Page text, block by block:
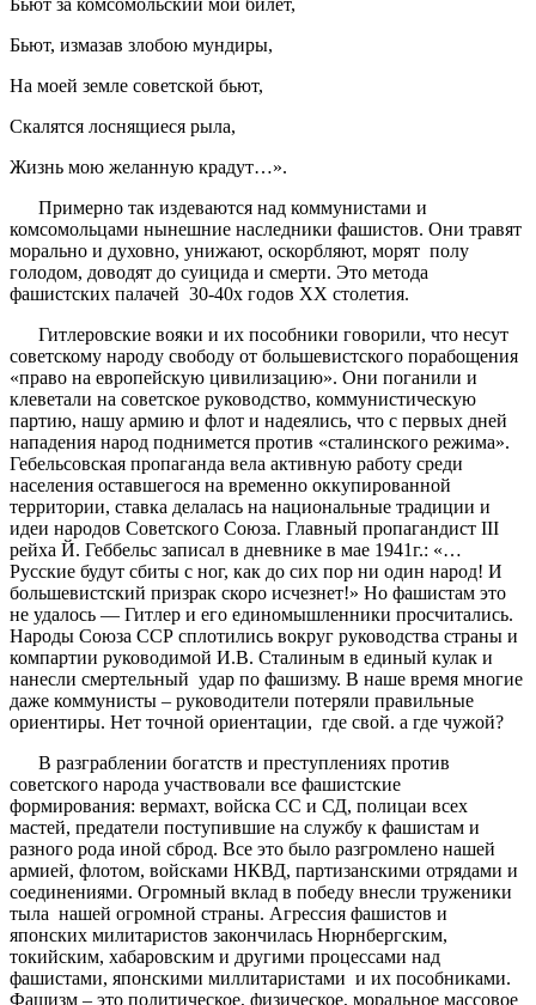
Бьют, измазав злобою мундиры,
На моей земле советской бьют,
Скалятся лоснящиеся рыла,
Жизнь мою желанную крадут…».
Примерно так издеваются над коммунистами и
комсомольцами нынешние наследники фашистов. Они травят
морально и духовно, унижают, оскорбляют, морят полу
голодом, доводят до суицида и смерти. Это метода
фашистских палачей 30-40х годов ХХ столетия.
Гитлеровские вояки и их пособники говорили, что несут
советскому народу свободу от большевистского порабощения
«право на европейскую цивилизацию». Они поганили и
клеветали на советское руководство, коммунистическую
партию, нашу армию и флот и надеялись, что с первых дней
нападения народ поднимется против «сталинского режима».
Гебельсовская пропаганда вела активную работу среди
населения оставшегося на временно оккупированной
территории, ставка делалась на национальные традиции и
идеи народов Советского Союза. Главный пропагандист III
рейха Й. Геббельс записал в дневнике в мае 1941г.: «…
Русские будут сбиты с ног, как до сих пор ни один народ! И
большевистский призрак скоро исчезнет!» Но фашистам это
не удалось — Гитлер и его единомышленники просчитались.
Народы Союза ССР сплотились вокруг руководства страны и
компартии руководимой И.В. Сталиным в единый кулак и
нанесли смертельный удар по фашизму. В наше время многие
даже коммунисты – руководители потеряли правильные
ориентиры. Нет точной ориентации, где свой. а где чужой?
В разграблении богатств и преступлениях против
советского народа участвовали все фашистские
формирования: вермахт, войска СС и СД, полицаи всех
мастей, предатели поступившие на службу к фашистам и
разного рода иной сброд. Все это было разгромлено нашей
армией, флотом, войсками НКВД, партизанскими отрядами и
соединениями. Огромный вклад в победу внесли труженики
тыла нашей огромной страны. Агрессия фашистов и
японских милитаристов закончилась Нюрнбергским,
токийским, хабаровским и другими процессами над
фашистами, японскими миллитаристами и их пособниками.
Фашизм – это политическое, физическое, моральное массовое